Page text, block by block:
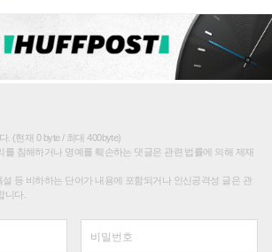
. (현재 0 byte / 최대 400byte)
를 침해하거나 명예를 훼손하는 댓글은 관련 법률에 의해 제재
등 비하하는 단어가 내용에 포함되거나 인신공격성 글은 관
니다.